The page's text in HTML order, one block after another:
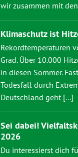
wir zusammen mit
Klimaschutz ist
Rekordtemperaturen
Grad. Über 10.000
in diesen Sommer.
Todesfall durch
Deutschland geht [...]
Sei dabei!
2026
Du interessierst dich